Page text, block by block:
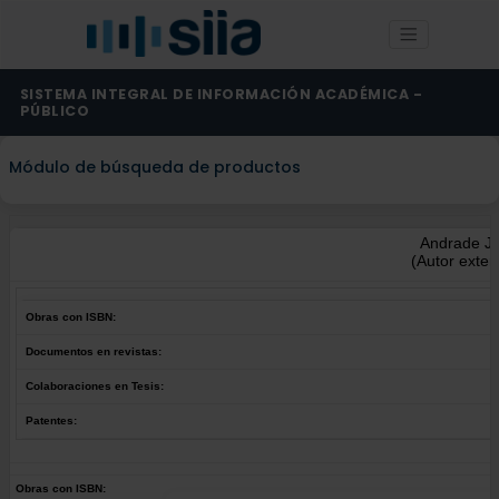
SISTEMA INTEGRAL DE INFORMACIÓN ACADÉMICA -
PÚBLICO
Módulo de búsqueda de productos
Andrade
(Autor
Obras con ISBN:
Documentos en revistas:
Colaboraciones en Tesis:
Patentes:
Obras con ISBN: